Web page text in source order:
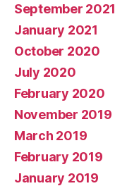
September 2021
January 2021
October 2020
July 2020
February 2020
November 2019
March 2019
February 2019
January 2019